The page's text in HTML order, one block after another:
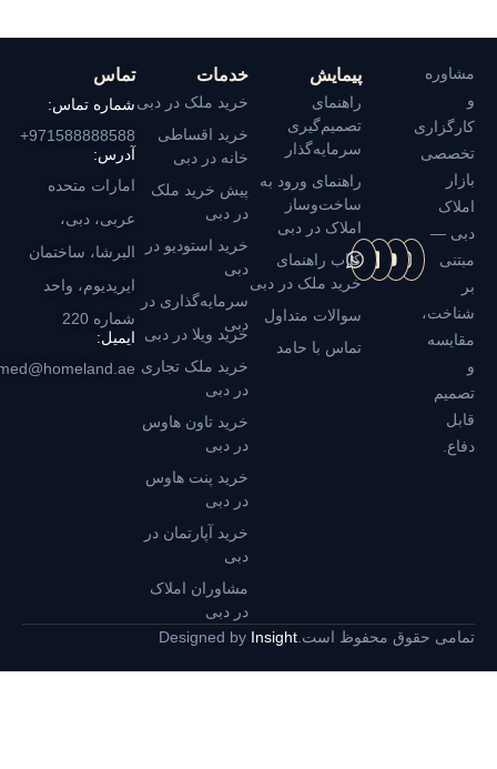
مشاوره
کارگزاری
تخصصی
بازار
املاک
دبی —
مبتنی
شناخت،
مقایسه
تصمیم
قابل
دفاع.
پیمایش
راهنمای
تصمیم‌گیری
سرمایه‌گذار
راهنمای ورود به
ساخت‌وساز
املاک در دبی
کتاب راهنمای
خرید ملک در دبی
سوالات متداول
تماس با حامد
خدمات
خرید ملک در دبی
خرید اقساطی
خانه در دبی
پیش خرید ملک
در دبی
خرید استودیو در
دبی
سرمایه‌گذاری در
دبی
خرید ویلا در دبی
خرید ملک تجاری
در دبی
خرید تاون هاوس
در دبی
خرید پنت هاوس
در دبی
خرید آپارتمان در
دبی
مشاوران املاک
در دبی
تماس
شماره تماس:
971588888588+
آدرس:
امارات متحده
عربی، دبی،
البرشا، ساختمان
ایریدیوم، واحد
شماره 220
ایمیل:
hamed@homeland.ae
تمامی حقوق محفوظ است. Designed byInsight